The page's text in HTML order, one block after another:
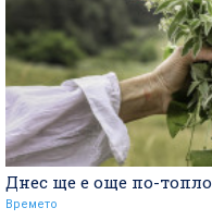
Днес ще е още по-топло
Времето